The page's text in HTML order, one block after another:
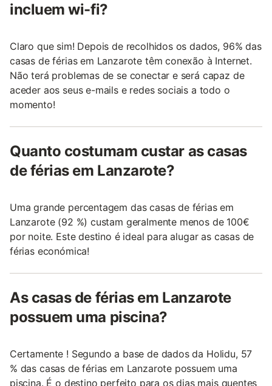
incluem wi-fi?
Claro que sim! Depois de recolhidos os dados, 96% das
casas de férias em Lanzarote têm conexão à Internet.
Não terá problemas de se conectar e será capaz de
aceder aos seus e-mails e redes sociais a todo o
momento!
Quanto costumam custar as casas
de férias em Lanzarote?
Uma grande percentagem das casas de férias em
Lanzarote (92 %) custam geralmente menos de 100€
por noite. Este destino é ideal para alugar as casas de
férias económica!
As casas de férias em Lanzarote
possuem uma piscina?
Certamente ! Segundo a base de dados da Holidu, 57
% das casas de férias em Lanzarote possuem uma
piscina. É o destino perfeito para os dias mais quentes